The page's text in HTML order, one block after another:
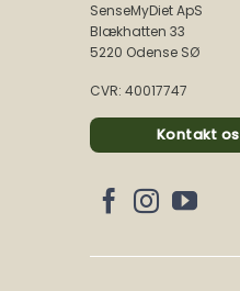
SenseMyDiet ApS
Blækhatten 33
5220 Odense SØ
CVR: 40017747
Kontakt os